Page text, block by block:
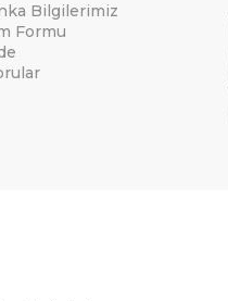
Bilgilerimiz
Formu